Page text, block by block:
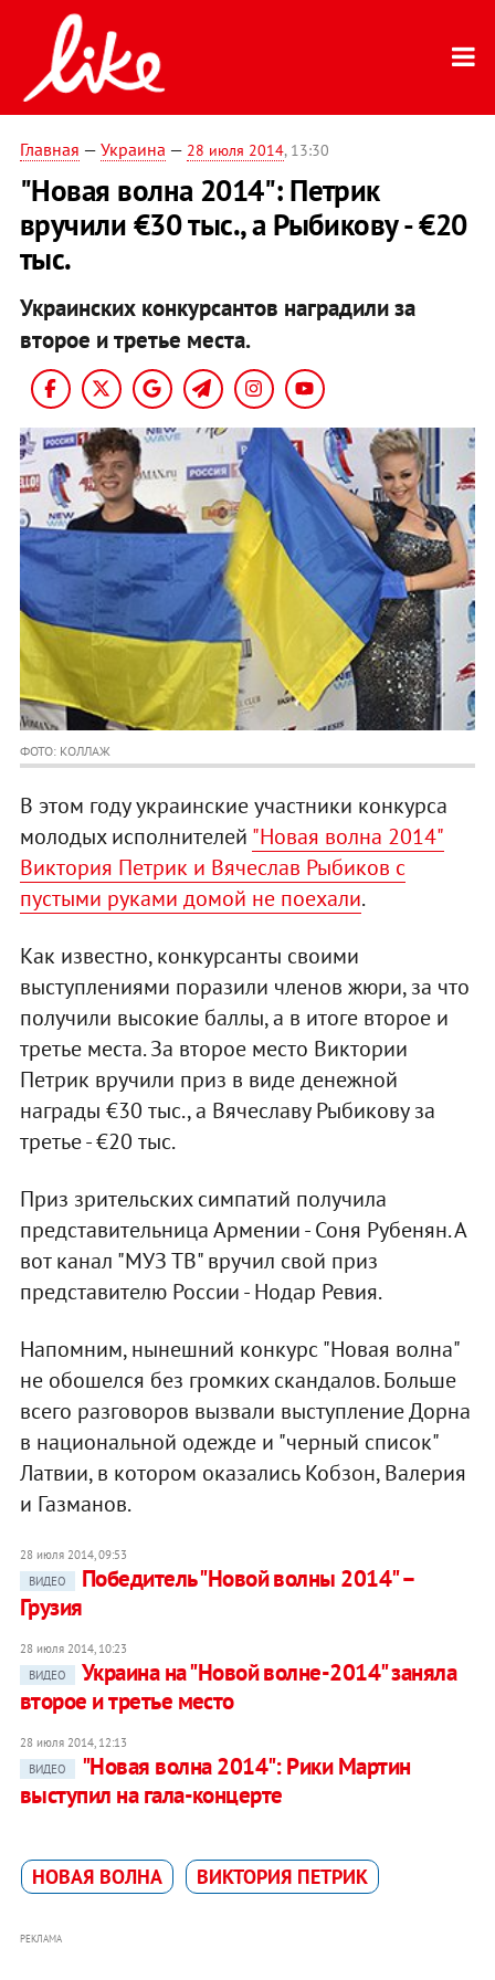
Главная — Украина — 28 июля 2014, 13:30
"Новая волна 2014": Петрик
вручили €30 тыс., а Рыбикову - €20
тыс.
Украинских конкурсантов наградили за
второе и третье места.
ФОТО: КОЛЛАЖ
В этом году украинские участники конкурса
молодых исполнителей "Новая волна 2014"
Виктория Петрик и Вячеслав Рыбиков с
пустыми руками домой не поехали.
Как известно, конкурсанты своими
выступлениями поразили членов жюри, за что
получили высокие баллы, а в итоге второе и
третье места. За второе место Виктории
Петрик вручили приз в виде денежной
награды €30 тыс., а Вячеславу Рыбикову за
третье - €20 тыс.
Приз зрительских симпатий получила
представительница Армении - Соня Рубенян. А
вот канал "МУЗ ТВ" вручил свой приз
представителю России - Нодар Ревия.
Напомним, нынешний конкурс "Новая волна"
не обошелся без громких скандалов. Больше
всего разговоров вызвали выступление Дорна
в национальной одежде и "черный список"
Латвии, в котором оказались Кобзон, Валерия
и Газманов.
28 июля 2014, 09:53
ВИДЕО
Победитель "Новой волны 2014" –
Грузия
28 июля 2014, 10:23
ВИДЕО
Украина на "Новой волне-2014" заняла
второе и третье место
28 июля 2014, 12:13
ВИДЕО
"Новая волна 2014": Рики Мартин
выступил на гала-концерте
НОВАЯ ВОЛНА ВИКТОРИЯ ПЕТРИК
РЕКЛАМА